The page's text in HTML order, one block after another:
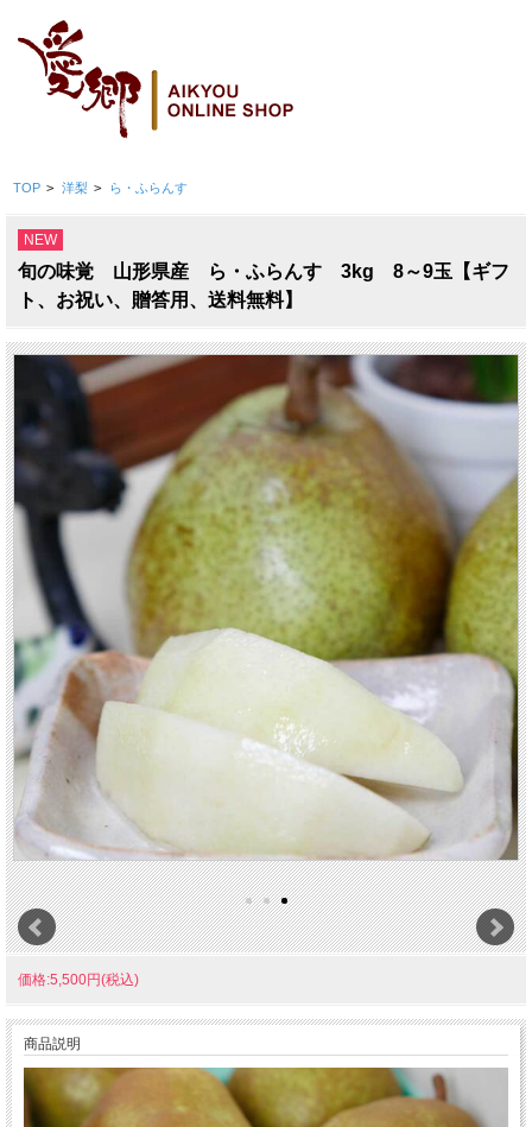
TOP > 洋梨 > ら・ふらんす
NEW
旬の味覚 山形県産 ら・ふらんす 3kg 8～9玉【ギフ
ト、お祝い、贈答用、送料無料】
価格:5,500円(税込)
商品説明